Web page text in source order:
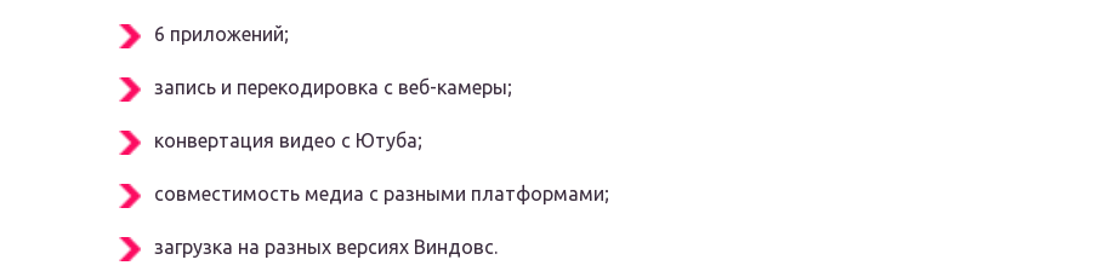
6 приложений;
запись и перекодировка с веб-камеры;
конвертация видео с Ютуба;
совместимость медиа с разными платформами;
загрузка на разных версиях Виндовс.